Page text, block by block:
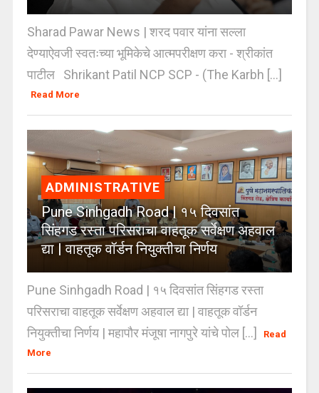
Sharad Pawar News | शरद पवार यांना सल्ला
देण्याऐवजी स्वतःच्या भूमिकेचे आत्मपरीक्षण करा - श्रीकांत
पाटील Shrikant Patil NCP SCP - (The Karbh [...]
Read More
ADMINISTRATIVE
Pune Sinhgadh Road | १५ दिवसांत
सिंहगड रस्ता परिसराचा वाहतूक सर्वेक्षण अहवाल
द्या | वाहतूक वॉर्डन नियुक्तीचा निर्णय
Pune Sinhgadh Road | १५ दिवसांत सिंहगड रस्ता
परिसराचा वाहतूक सर्वेक्षण अहवाल द्या | वाहतूक वॉर्डन
नियुक्तीचा निर्णय | महापौर मंजूषा नागपुरे यांचे पोल [...]
Read
More